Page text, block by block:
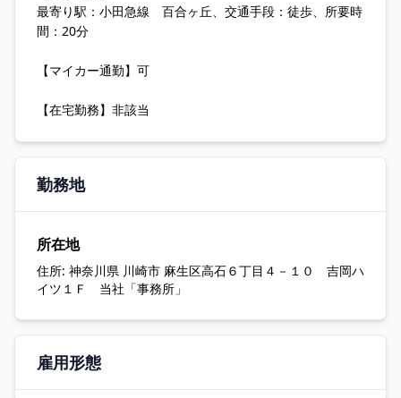
最寄り駅：小田急線 百合ヶ丘、交通手段：徒歩、所要時
間：20分
【マイカー通勤】可
【在宅勤務】非該当
勤務地
所在地
住所: 神奈川県 川崎市 麻生区高石６丁目４－１０ 吉岡ハ
イツ１Ｆ 当社「事務所」
雇用形態